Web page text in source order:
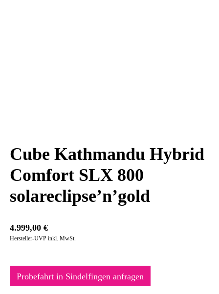
Cube Kathmandu Hybrid
Comfort SLX 800
solareclipse’n’gold
4.999,00 €
Hersteller-UVP inkl. MwSt.
Probefahrt in Sindelfingen anfragen